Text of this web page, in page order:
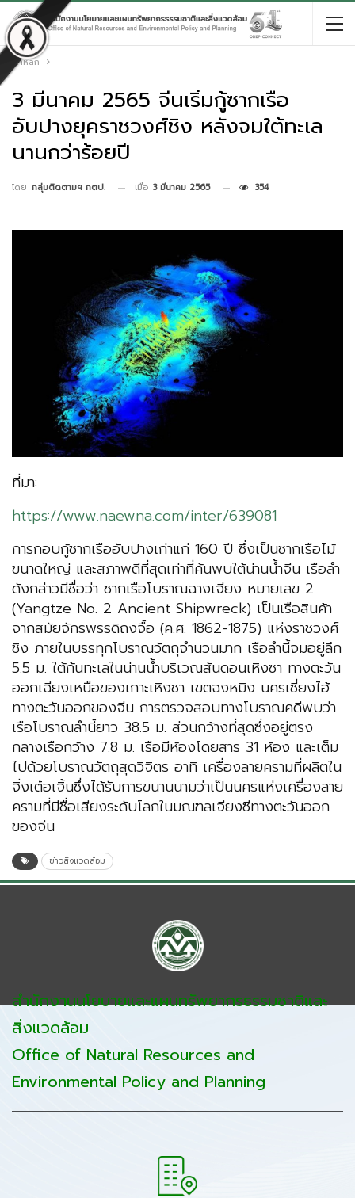
หน้าหลัก
3 มีนาคม 2565 จีนเริ่มกู้ซากเรือ
อับปางยุคราชวงศ์ชิง หลังจมใต้ทะเล
นานกว่าร้อยปี
โดย กลุ่มติดตามฯ กตป. เมื่อ 3 มีนาคม 2565 354
ที่มา:
https://www.naewna.com/inter/639081
การกอบกู้ซากเรืออับปางเก่าแก่ 160 ปี ซึ่งเป็นซากเรือไม้
ขนาดใหญ่ และสภาพดีที่สุดเท่าที่ค้นพบใต้น่านน้ำจีน เรือลำ
ดังกล่าวมีชื่อว่า ซากเรือโบราณฉางเจียง หมายเลข 2
(Yangtze No. 2 Ancient Shipwreck) เป็นเรือสินค้า
จากสมัยจักรพรรดิถงจื้อ (ค.ศ. 1862-1875) แห่งราชวงศ์
ชิง ภายในบรรทุกโบราณวัตถุจำนวนมาก เรือลำนี้จมอยู่ลึก
5.5 ม. ใต้ก้นทะเลในน่านน้ำบริเวณสันดอนเหิงซา ทางตะวัน
ออกเฉียงเหนือของเกาะเหิงซา เขตฉงหมิง นครเซี่ยงไฮ้
ทางตะวันออกของจีน การตรวจสอบทางโบราณคดีพบว่า
เรือโบราณลำนี้ยาว 38.5 ม. ส่วนกว้างที่สุดซึ่งอยู่ตรง
กลางเรือกว้าง 7.8 ม. เรือมีห้องโดยสาร 31 ห้อง และเต็ม
ไปด้วยโบราณวัตถุสุดวิจิตร อาทิ เครื่องลายครามที่ผลิตใน
จิ่งเต๋อเจิ้นซึ่งได้รับการขนานนามว่าเป็นนครแห่งเครื่องลาย
ครามที่มีชื่อเสียงระดับโลกในมณฑลเจียงซีทางตะวันออก
ของจีน
ข่าวสิ่งแวดล้อม
สำนักงานนโยบายและแผนทรัพยากรธรรมชาติและ
สิ่งแวดล้อม
Office of Natural Resources and
Environmental Policy and Planning